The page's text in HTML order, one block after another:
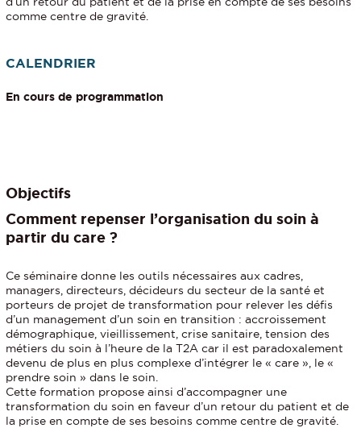
comme centre de gravité.
CALENDRIER
En cours de programmation
Objectifs
Comment repenser l’organisation du soin à
partir du care ?
Ce séminaire donne les outils nécessaires aux cadres,
managers, directeurs, décideurs du secteur de la santé et
porteurs de projet de transformation pour relever les défis
d’un management d’un soin en transition : accroissement
démographique, vieillissement, crise sanitaire, tension des
métiers du soin à l’heure de la T2A car il est paradoxalement
devenu de plus en plus complexe d’intégrer le « care », le «
prendre soin » dans le soin.
Cette formation propose ainsi d’accompagner une
transformation du soin en faveur d’un retour du patient et de
la prise en compte de ses besoins comme centre de gravité.